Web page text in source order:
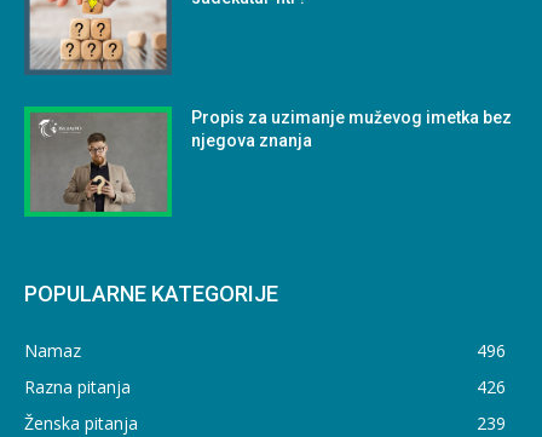
Propis za uzimanje muževog imetka bez
njegova znanja
POPULARNE KATEGORIJE
Namaz
496
Razna pitanja
426
Ženska pitanja
239